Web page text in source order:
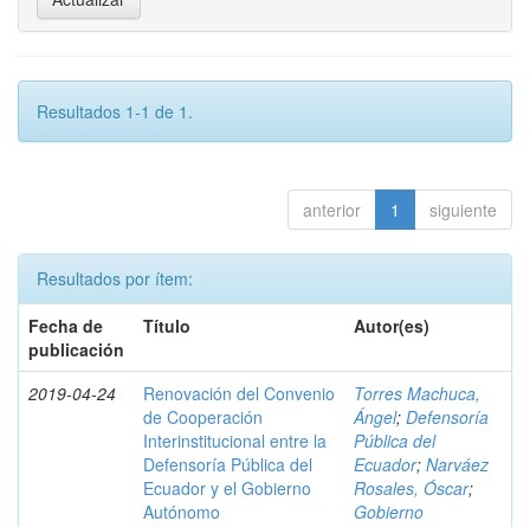
Resultados 1-1 de 1.
anterior 1 siguiente
Resultados por ítem:
Fecha de
publicación
Título Autor(es)
2019-04-24
Renovación del Convenio
de Cooperación
Interinstitucional entre la
Defensoría Pública del
Ecuador y el Gobierno
Autónomo
Torres Machuca,
Ángel; Defensoría
Pública del
Ecuador; Narváez
Rosales, Óscar;
Gobierno